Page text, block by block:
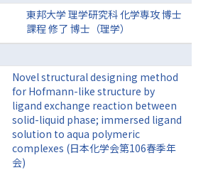
東邦大学 理学研究科 化学専攻 博士
課程 修了 博士（理学）
Novel structural designing method
for Hofmann-like structure by
ligand exchange reaction between
solid-liquid phase; immersed ligand
solution to aqua polymeric
complexes (日本化学会第106春季年
会)